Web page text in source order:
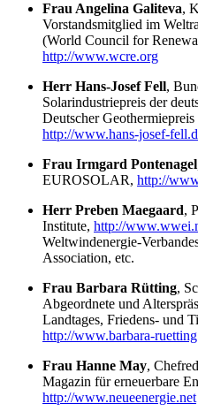
Frau Angelina Galiteva,
Vorstandsmitglied im
(World Council for
http://www.wcre.org
Herr Hans-Josef Fell,
Solarindustriepreis der
Deutscher
http://www.hans-josef-
Frau Irmgard Pontenagel
EUROSOLAR, http://
Herr Preben Maegaard,
Institute, http://
Weltwindenergie-
Association, etc.
Frau Barbara Rütting,
Abgeordnete und
Landtages, Friedens- und
http://www.barbara-
Frau Hanne May,
Magazin für erneuerbare
http://www.neueenergie.net